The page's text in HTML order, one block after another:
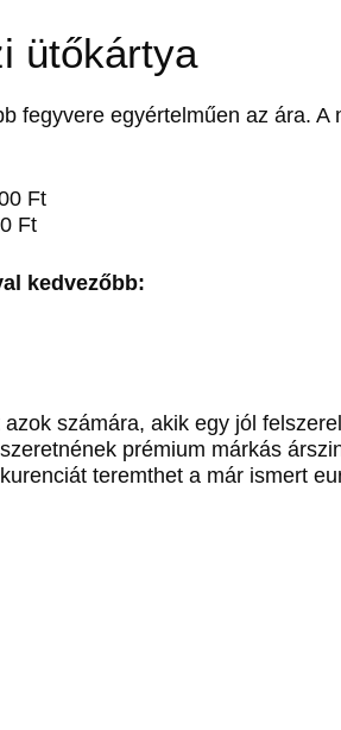
ütőkártya
fegyvere egyértelműen az ára. A
Ft
Ft
kedvezőbb:
számára, akik egy jól
prémium márkás
teremthet a már ismert